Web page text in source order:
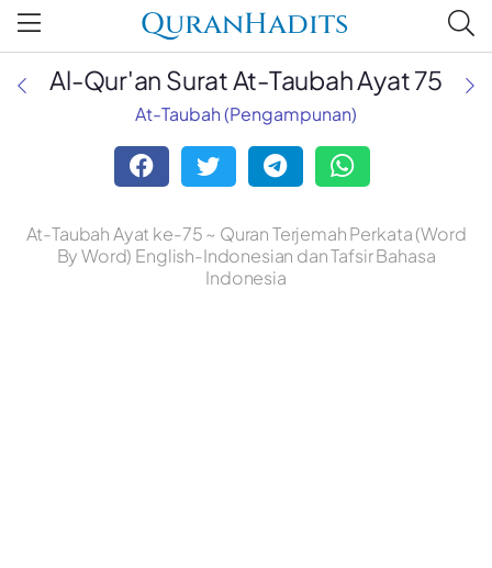
QuranHadits
Al-Qur'an Surat At-Taubah Ayat 75
At-Taubah (Pengampunan)
At-Taubah Ayat ke-75 ~ Quran Terjemah Perkata (Word
By Word) English-Indonesian dan Tafsir Bahasa
Indonesia